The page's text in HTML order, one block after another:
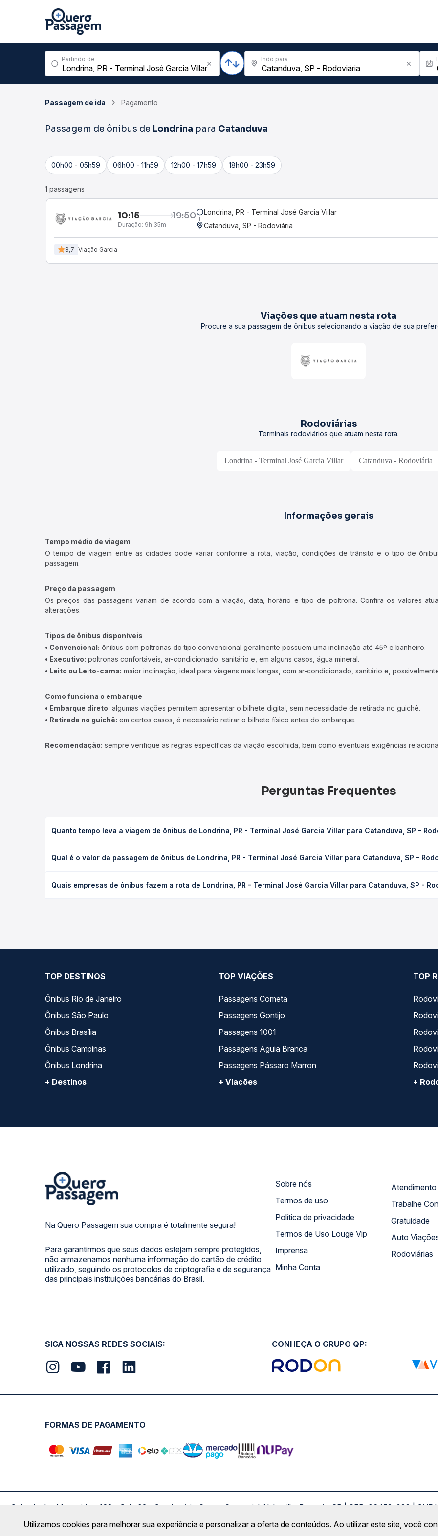
Partindo de Indo para
Passagem de ida Pagamento
Passagem de ônibus de Londrina para Catanduva
00h00 - 05h59 06h00 - 11h59 12h00 - 17h59 18h00 - 23h59
1 passagens
10:15 19:50
Duração: 9h 35m
Londrina, PR - Terminal José Garcia Villar
Catanduva, SP - Rodoviária
8,7 Viação Garcia
Viações que atuam nesta rota
Procure a sua passagem de ônibus selecionando a viação de sua
Rodoviárias
Terminais rodoviários que atuam nesta rota.
Londrina - Terminal José Garcia Villar Catanduva - Rodoviária
Informações gerais
Tempo médio de viagem
O tempo de viagem entre as cidades pode variar conforme a rota, viação, condições de trânsito e o tipo de
passagem.
Preço da passagem
Os preços das passagens variam de acordo com a viação, data, horário e tipo de poltrona. Confira os valores
alterações.
Tipos de ônibus disponíveis
• Convencional: ônibus com poltronas do tipo convencional geralmente possuem uma inclinação até 45º e banheiro.
• Executivo: poltronas confortáveis, ar-condicionado, sanitário e, em alguns casos, água mineral.
• Leito ou Leito-cama: maior inclinação, ideal para viagens mais longas, com ar-condicionado, sanitário e,
Como funciona o embarque
• Embarque direto: algumas viações permitem apresentar o bilhete digital, sem necessidade de retirada no guichê.
• Retirada no guichê: em certos casos, é necessário retirar o bilhete físico antes do embarque.
Recomendação: sempre verifique as regras específicas da viação escolhida, bem como eventuais exigências
Perguntas Frequentes
Quanto tempo leva a viagem de ônibus de Londrina, PR - Terminal José Garcia Villar para Catanduva, SP -
serviço (convencional, executivo ou leito) e as condições de tráfego. Na Quero Passagem você consulta os horários
Qual é o valor da passagem de ônibus de Londrina, PR - Terminal José Garcia Villar para Catanduva, SP -
viagem, a empresa, o tipo de poltrona e a antecedência da compra. Na Quero Passagem você compara os preços
Quais empresas de ônibus fazem a rota de Londrina, PR - Terminal José Garcia Villar para Catanduva, SP -
TOP DESTINOS
Ônibus Rio de Janeiro
Ônibus São Paulo
Ônibus Brasília
Ônibus Campinas
Ônibus Londrina
+ Destinos
TOP VIAÇÕES
Passagens Cometa
Passagens Gontijo
Passagens 1001
Passagens Águia Branca
Passagens Pássaro Marron
+ Viações
TOP
+
Na Quero Passagem sua compra é totalmente segura!
Para garantirmos que seus dados estejam sempre protegidos,
não armazenamos nenhuma informação do cartão de crédito
utilizado, seguindo os protocolos de criptografia e de segurança
das principais instituições bancárias do Brasil.
Sobre nós
Termos de uso
Política de privacidade
Termos de Uso Louge Vip
Imprensa
Minha Conta
Trabalhe
Gratuidade
Auto
Rodoviárias
SIGA NOSSAS REDES SOCIAIS: CONHEÇA O GRUPO QP:
FORMAS DE PAGAMENTO
Calçada das Margaridas, 163 - Sala 02 - Condomínio Centro Comercial Alphaville, Barueri - SP | CEP: 06453-038 |
Copyright 2026 © QueroPassagem.com.br
Utilizamos cookies para melhorar sua experiência e personalizar a oferta de conteúdos. Ao utilizar este site, você